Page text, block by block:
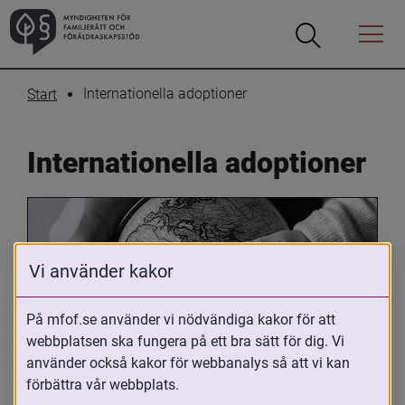
Öppna
Öppna
Menyn
Start Internationella adoptioner
Internationella adoptioner
Oavsett om du är adopterad,
adoptivförälder eller arbetar med
Vi använder kakor
På mfof.se använder vi nödvändiga kakor för att
webbplatsen ska fungera på ett bra sätt för dig. Vi
använder också kakor för webbanalys så att vi kan
förbättra vår webbplats.